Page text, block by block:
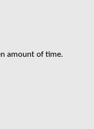
amount of time.